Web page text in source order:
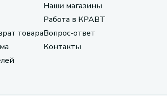
товара
Наши магазины
Работа в КРАВТ
Вопрос-ответ
Контакты